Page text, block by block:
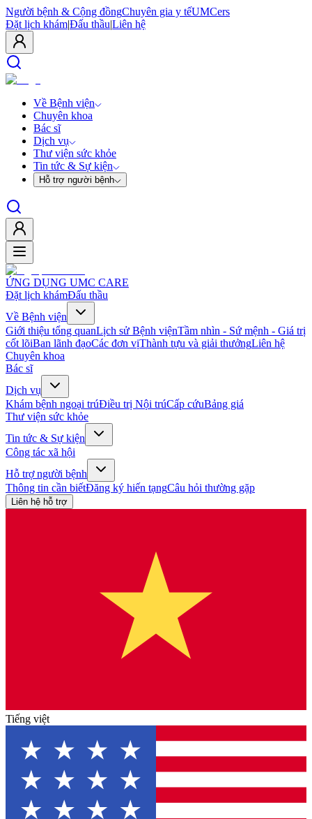
Người bệnh & Cộng đồngChuyên gia y tếUMCers
Đặt lịch khám|Đấu thầu|Liên hệ
Về Bệnh viện
Chuyên khoa
Bác sĩ
Dịch vụ
Thư viện sức khỏe
Tin tức & Sự kiện
Hỗ trợ người bệnh
ỨNG DỤNG UMC CARE
Đặt lịch khámĐấu thầu
Về Bệnh viện
Giới thiệu tổng quanLịch sử Bệnh việnTầm nhìn - Sứ mệnh - Giá trị
cốt lõiBan lãnh đạoCác đơn vịThành tựu và giải thưởngLiên hệ
Chuyên khoa
Bác sĩ
Dịch vụ
Khám bệnh ngoại trúĐiều trị Nội trúCấp cứuBảng giá
Thư viện sức khỏe
Tin tức & Sự kiện
Công tác xã hội
Hỗ trợ người bệnh
Thông tin cần biếtĐăng ký hiến tạngCâu hỏi thường gặp
Liên hệ hỗ trợ
Tiếng việt